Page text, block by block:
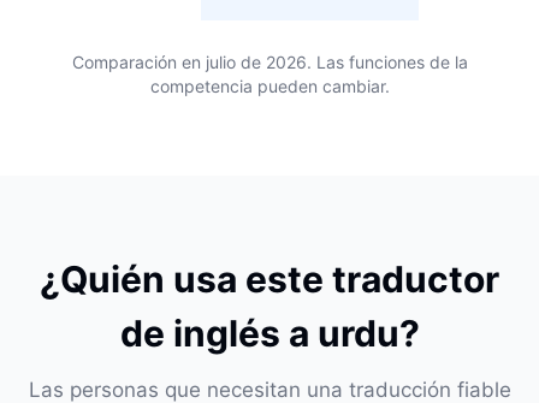
Comparación en julio de 2026. Las funciones de la
competencia pueden cambiar.
¿Quién usa este traductor
de inglés a urdu?
Las personas que necesitan una traducción fiable